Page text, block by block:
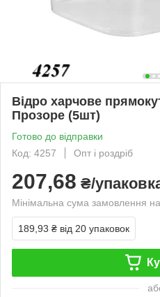
Відро харчове
Прозоре (5шт)
Готово до відправки
Код: 4257
Опт і роздріб
207,68 ₴/
Мінімальна сума замовлення
189,93 ₴ від 20 упаковок